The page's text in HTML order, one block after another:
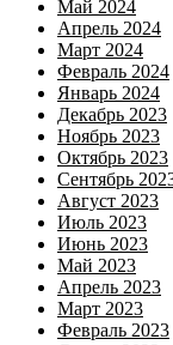
Май 2024
Апрель 2024
Март 2024
Февраль 2024
Январь 2024
Декабрь 2023
Ноябрь 2023
Октябрь 2023
Сентябрь
Август 2023
Июль 2023
Июнь 2023
Май 2023
Апрель 2023
Март 2023
Февраль 2023